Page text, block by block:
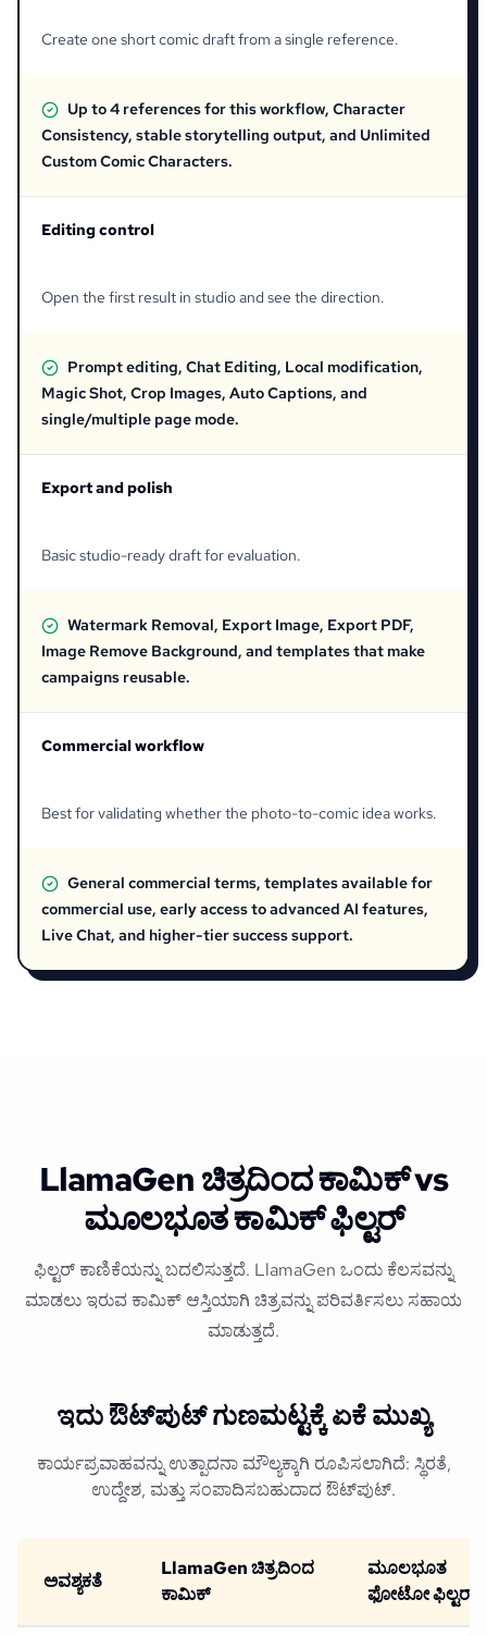
Create one short comic draft from a single reference.
Up to 4 references for this workflow, Character
Consistency, stable storytelling output, and Unlimited
Custom Comic Characters.
Editing control
Open the first result in studio and see the direction.
Prompt editing, Chat Editing, Local modification,
Magic Shot, Crop Images, Auto Captions, and
single/multiple page mode.
Export and polish
Basic studio-ready draft for evaluation.
Watermark Removal, Export Image, Export PDF,
Image Remove Background, and templates that make
campaigns reusable.
Commercial workflow
Best for validating whether the photo-to-comic idea works.
General commercial terms, templates available for
commercial use, early access to advanced AI features,
Live Chat, and higher-tier success support.
LlamaGen ಚಿತ್ರದಿಂದ ಕಾಮಿಕ್ vs
ಮೂಲಭೂತ ಕಾಮಿಕ್ ಫಿಲ್ಟರ್
ಫಿಲ್ಟರ್ ಕಾಣಿಕೆಯನ್ನು ಬದಲಿಸುತ್ತದೆ. LlamaGen ಒಂದು ಕೆಲಸವನ್ನು
ಮಾಡಲು ಇರುವ ಕಾಮಿಕ್ ಆಸ್ತಿಯಾಗಿ ಚಿತ್ರವನ್ನು ಪರಿವರ್ತಿಸಲು ಸಹಾಯ
ಮಾಡುತ್ತದೆ.
ಇದು ಔಟ್‌ಪುಟ್ ಗುಣಮಟ್ಟಕ್ಕೆ ಏಕೆ ಮುಖ್ಯ
ಕಾರ್ಯಪ್ರವಾಹವನ್ನು ಉತ್ಪಾದನಾ ಮೌಲ್ಯಕ್ಕಾಗಿ ರೂಪಿಸಲಾಗಿದೆ: ಸ್ಥಿರತೆ,
ಉದ್ದೇಶ, ಮತ್ತು ಸಂಪಾದಿಸಬಹುದಾದ ಔಟ್‌ಪುಟ್.
ಅವಶ್ಯಕತೆ
LlamaGen ಚಿತ್ರದಿಂದ
ಕಾಮಿಕ್
ಮೂಲಭೂತ
ಫೋಟೋ ಫಿಲ್ಟರ್